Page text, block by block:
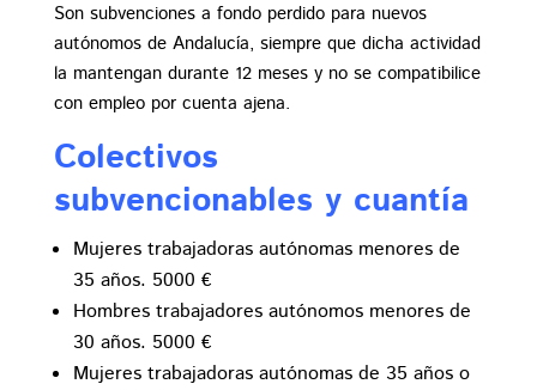
Son subvenciones a fondo perdido para nuevos
autónomos de Andalucía, siempre que dicha actividad
la mantengan durante 12 meses y no se compatibilice
con empleo por cuenta ajena.
Colectivos
subvencionables y cuantía
Mujeres trabajadoras autónomas menores de
35 años. 5000 €
Hombres trabajadores autónomos menores de
30 años. 5000 €
Mujeres trabajadoras autónomas de 35 años o